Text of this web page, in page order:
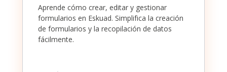
Aprende cómo crear, editar y gestionar
formularios en Eskuad. Simplifica la creación
de formularios y la recopilación de datos
fácilmente.